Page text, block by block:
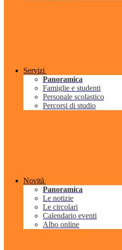
Servizi
Panoramica
Famiglie e studenti
Personale scolastico
Percorsi di studio
Novità
Panoramica
Le notizie
Le circolari
Calendario eventi
Albo online